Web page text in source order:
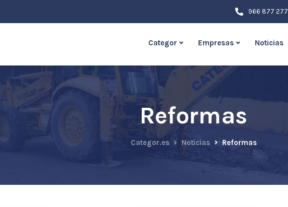
966 877 277
Categor Empresas Noticias
Reformas
Categor.es Noticias Reformas